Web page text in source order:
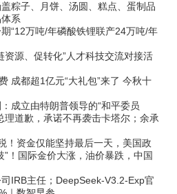
子、月饼、汤圆、糕点、蛋制品
系
万吨/年磷酸铁锂联产24万吨/年
源、促转化”人才科技交流对接活
都超1亿元“大礼包”来了 今秋十
立由特朗普领导的“和平委员
理道歉，承诺不再袭击卡塔尔；余承
资金仅能坚持最后一天，美国政
”！国际金价大涨，油价暴跌，中国
主任；DeepSeek-V3.2-Exp官